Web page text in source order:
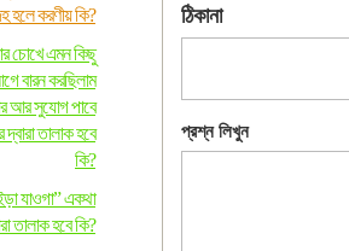
হলে করণীয় কি?
চোখে এমন কিছু
বারন করছিলাম
আর সুযোগ পাবে
তালাক হবে
কি?
যাওগা” একথা
তালাক হবে কি?
ঠিকানা
প্রশ্ন লিখুন